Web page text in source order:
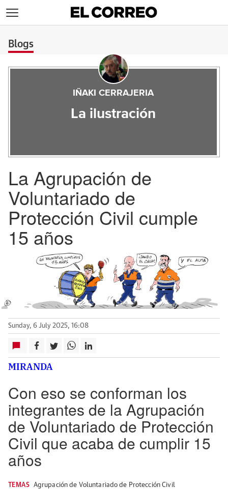
Blogs
IÑAKI CERRAJERIA
La ilustración
La Agrupación de
Voluntariado de
Protección Civil cumple
15 años
Sunday, 6 July 2025, 16:08
MIRANDA
Con eso se conforman los
integrantes de la Agrupación
de Voluntariado de Protección
Civil que acaba de cumplir 15
años
TEMAS Agrupación de Voluntariado de Protección Civil